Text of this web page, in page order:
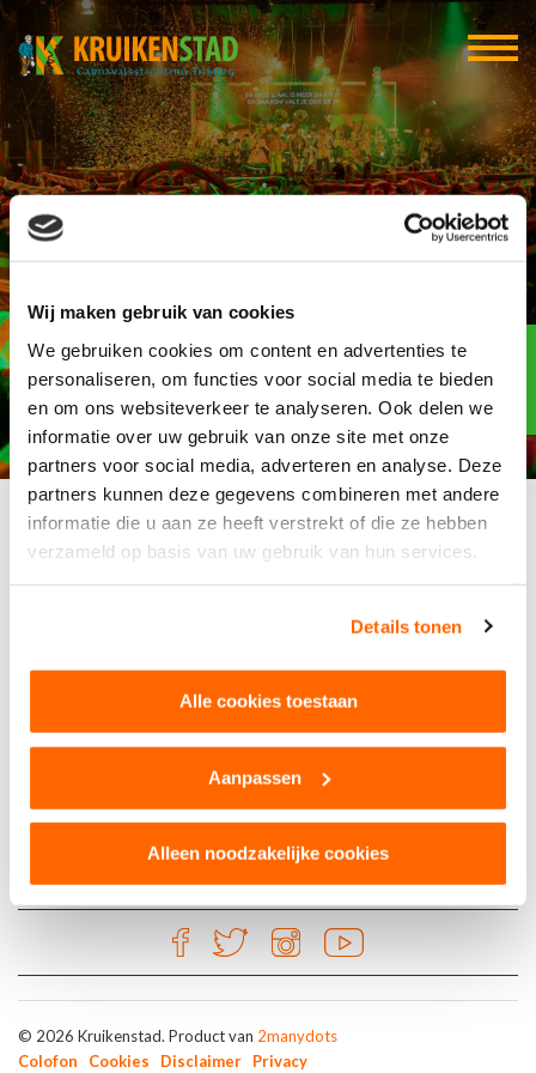
Wij maken gebruik van cookies
We gebruiken cookies om content en advertenties te
personaliseren, om functies voor social media te bieden
en om ons websiteverkeer te analyseren. Ook delen we
informatie over uw gebruik van onze site met onze
partners voor social media, adverteren en analyse. Deze
partners kunnen deze gegevens combineren met andere
informatie die u aan ze heeft verstrekt of die ze hebben
verzameld op basis van uw gebruik van hun services.
Details tonen
Alle cookies toestaan
Aanpassen
Alleen noodzakelijke cookies
Capt. J’s Hurricane
Capt. J’s Hurricane
5038 WD Tilburg
Elf-elf
over
97
© 2026 Kruikenstad. Product van 2manydots
Colofon
Cookies Disclaimer Privacy